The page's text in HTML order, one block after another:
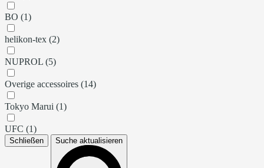
BO (1)
helikon-tex (2)
NUPROL (5)
Overige accessoires (14)
Tokyo Marui (1)
UFC (1)
Schließen Suche aktualisieren